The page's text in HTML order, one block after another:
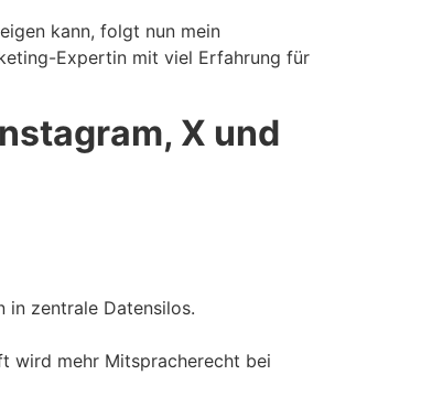
kann, folgt nun mein
Expertin mit viel Erfahrung für
X und
in zentrale Datensilos.
wird mehr Mitspracherecht bei